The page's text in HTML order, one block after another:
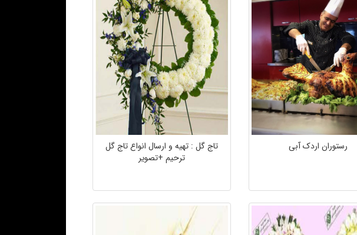
رستوران اردک آبی
تاج گل : تهیه و ارسال انواع تاج گل
ترحیم +تصویر